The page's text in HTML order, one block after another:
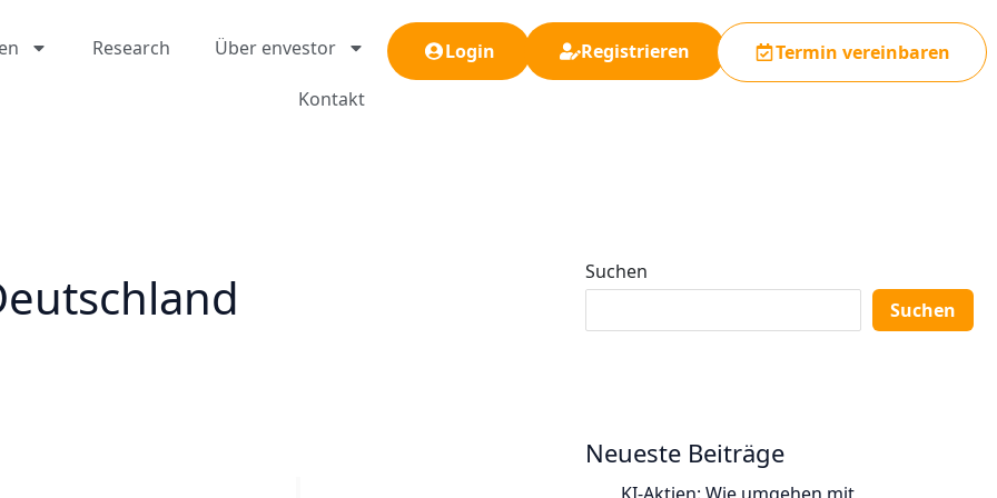
Research Über envestor
Kontakt
Login Registrieren Termin vereinbaren
Suchen
Suchen
Neueste Beiträge